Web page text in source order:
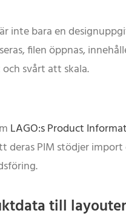
inte bara en
filen öppnas,
svårt att skala.
LAGO:s Product
deras PIM stödjer
till layouter